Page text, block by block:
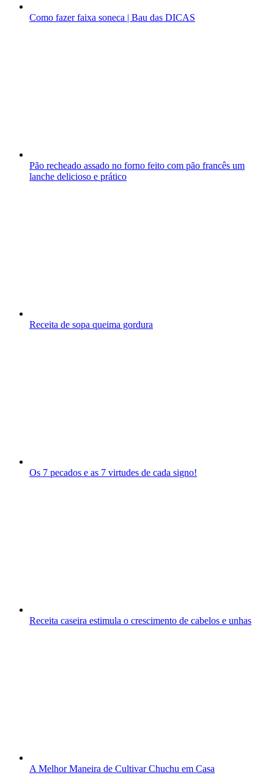
Como fazer faixa soneca | Bau das DICAS
Pão recheado assado no forno feito com pão francês um
lanche delicioso e prático
Receita de sopa queima gordura
Os 7 pecados e as 7 virtudes de cada signo!
Receita caseira estimula o crescimento de cabelos e unhas
A Melhor Maneira de Cultivar Chuchu em Casa